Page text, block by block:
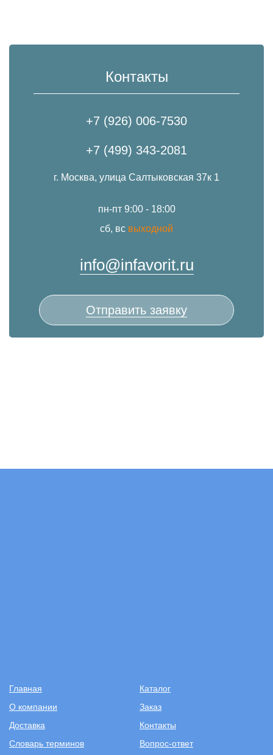
Контакты
+7 (926) 006-7530
+7 (499) 343-2081
г. Москва, улица Салтыковская 37к 1
пн-пт 9:00 - 18:00
сб, вс выходной
info@infavorit.ru
Отправить заявку
Главная
Каталог
О компании
Заказ
Доставка
Контакты
Словарь терминов
Вопрос-ответ